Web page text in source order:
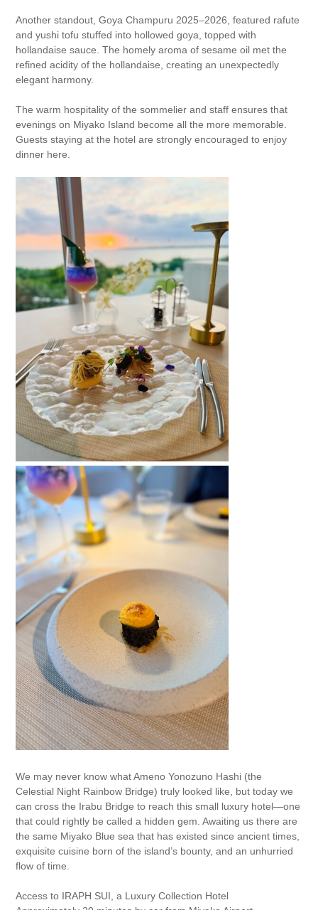
Another standout, Goya Champuru 2025–2026, featured rafute
and yushi tofu stuffed into hollowed goya, topped with
hollandaise sauce. The homely aroma of sesame oil met the
refined acidity of the hollandaise, creating an unexpectedly
elegant harmony.
The warm hospitality of the sommelier and staff ensures that
evenings on Miyako Island become all the more memorable.
Guests staying at the hotel are strongly encouraged to enjoy
dinner here.
We may never know what Ameno Yonozuno Hashi (the
Celestial Night Rainbow Bridge) truly looked like, but today we
can cross the Irabu Bridge to reach this small luxury hotel—one
that could rightly be called a hidden gem. Awaiting us there are
the same Miyako Blue sea that has existed since ancient times,
exquisite cuisine born of the island’s bounty, and an unhurried
flow of time.
Access to IRAPH SUI, a Luxury Collection Hotel